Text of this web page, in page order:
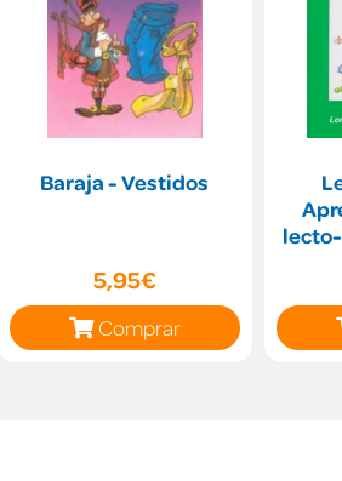
Baraja - Vestidos
5,95€
Comprar